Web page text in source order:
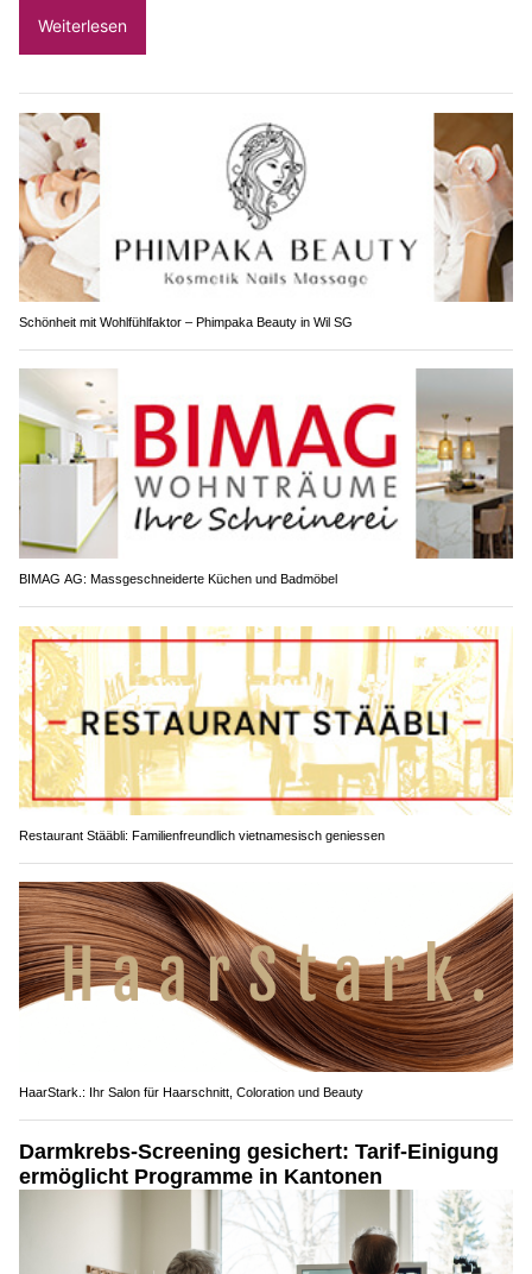
Weiterlesen
Schönheit mit Wohlfühlfaktor – Phimpaka Beauty in Wil SG
BIMAG AG: Massgeschneiderte Küchen und Badmöbel
Restaurant Stääbli: Familienfreundlich vietnamesisch geniessen
HaarStark.: Ihr Salon für Haarschnitt, Coloration und Beauty
Darmkrebs-Screening gesichert: Tarif-Einigung
ermöglicht Programme in Kantonen